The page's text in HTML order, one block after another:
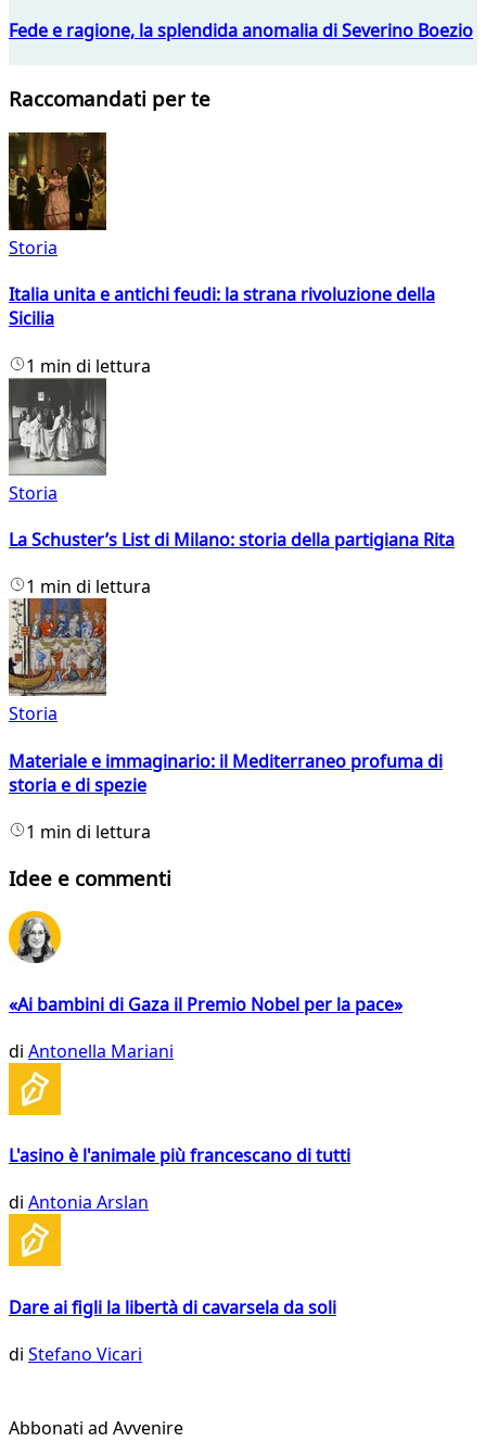
Fede e ragione, la splendida anomalia di Severino Boezio
Raccomandati per te
Storia
Italia unita e antichi feudi: la strana rivoluzione della
Sicilia
1 min di lettura
Storia
La Schuster’s List di Milano: storia della partigiana Rita
1 min di lettura
Storia
Materiale e immaginario: il Mediterraneo profuma di
storia e di spezie
1 min di lettura
Idee e commenti
«Ai bambini di Gaza il Premio Nobel per la pace»
di Antonella Mariani
L'asino è l'animale più francescano di tutti
di Antonia Arslan
Dare ai figli la libertà di cavarsela da soli
di Stefano Vicari
Abbonati ad Avvenire